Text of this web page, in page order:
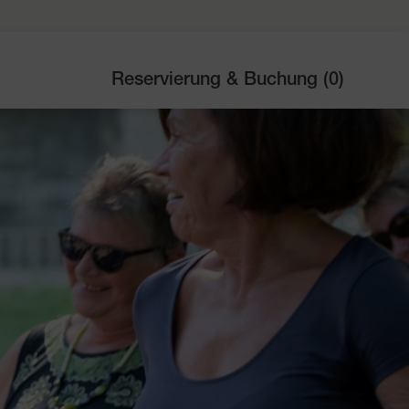
Reservierung & Buchung (0)